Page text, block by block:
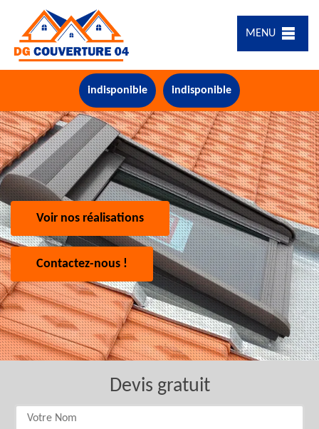
MENU
indisponible indisponible
Voir nos réalisations
Contactez-nous !
Devis gratuit